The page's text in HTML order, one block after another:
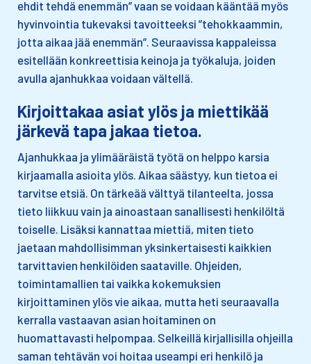
ehdit tehdä enemmän” vaan se voidaan kääntää myös
hyvinvointia tukevaksi tavoitteeksi ”tehokkaammin,
jotta aikaa jää enemmän”. Seuraavissa kappaleissa
esitellään konkreettisia keinoja ja työkaluja, joiden
avulla ajanhukkaa voidaan vältellä.
Kirjoittakaa asiat ylös ja miettikää
järkevä tapa jakaa tietoa.
Ajanhukkaa ja ylimääräistä työtä on helppo karsia
kirjaamalla asioita ylös. Aikaa säästyy, kun tietoa ei
tarvitse etsiä. On tärkeää välttyä tilanteelta, jossa
tieto liikkuu vain ja ainoastaan sanallisesti henkilöltä
toiselle. Lisäksi kannattaa miettiä, miten tieto
jaetaan mahdollisimman yksinkertaisesti kaikkien
tarvittavien henkilöiden saataville. Ohjeiden,
toimintamallien tai vaikka kokemuksien
kirjoittaminen ylös vie aikaa, mutta heti seuraavalla
kerralla vastaavan asian hoitaminen on
huomattavasti helpompaa. Selkeillä kirjallisilla ohjeilla
saman tehtävän voi hoitaa useampi eri henkilö ja